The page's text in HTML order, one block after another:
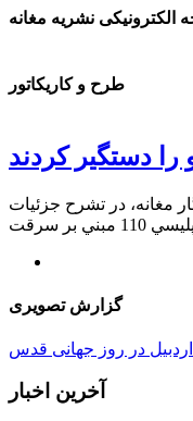
الکترونیکی نشریه مغانه
طرح و کاریکاتور
دستگیر کردند
با خبرنگار مغانه، در تشرح جزئيات
گزارش تصویری
در روز جهانی قدس
آخرین اخبار